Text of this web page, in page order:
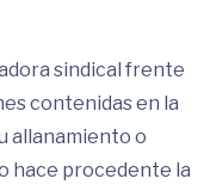
sindical frente
contenidas en la
allanamiento o
hace procedente la